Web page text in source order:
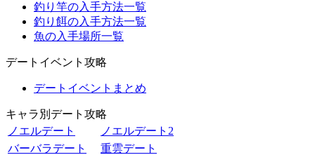
釣り竿の入手方法一覧
釣り餌の入手方法一覧
魚の入手場所一覧
デートイベント攻略
デートイベントまとめ
キャラ別デート攻略
ノエルデート
ノエルデート2
バーバラデート
重雲デート